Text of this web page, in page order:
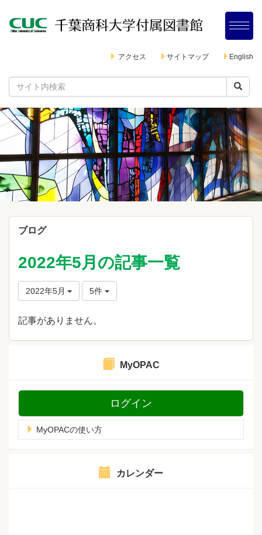
アクセス サイトマップ English
ブログ
2022年5月の記事一覧
2022年5月 5件
記事がありません。
MyOPAC
ログイン
MyOPACの使い方
カレンダー